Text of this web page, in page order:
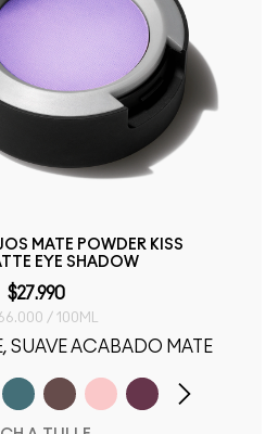
MATE POWDER KISS
EYE SHADOW
$27.990
/ 100ML
SUAVE ACABADO MATE